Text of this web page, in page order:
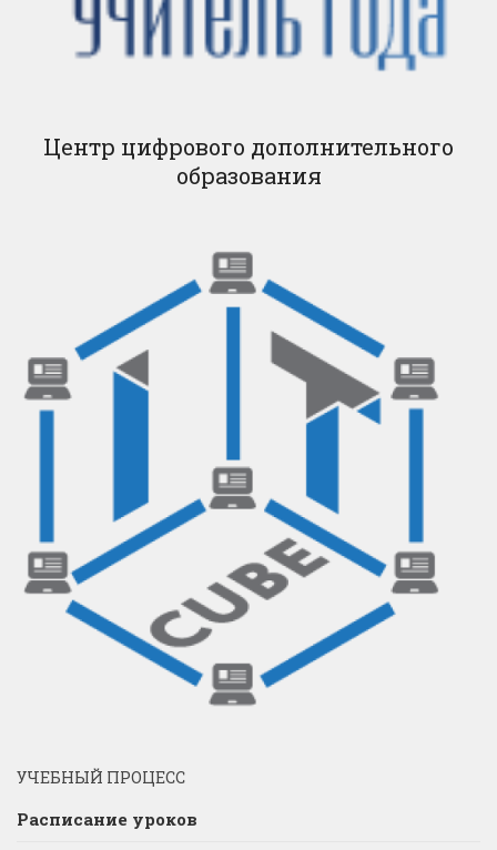
Центр цифрового дополнительного
образования
УЧЕБНЫЙ ПРОЦЕСС
Расписание уроков